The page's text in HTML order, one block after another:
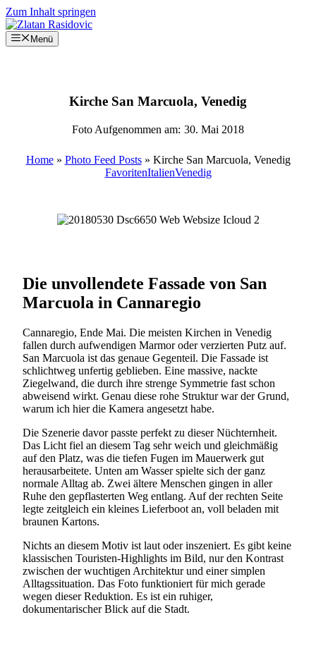
Zum Inhalt springen
Menü
Kirche San Marcuola, Venedig
Foto Aufgenommen am: 30. Mai 2018
Home » Photo Feed Posts » Kirche San Marcuola, Venedig
FavoritenItalienVenedig
Die unvollendete Fassade von San
Marcuola in Cannaregio
Cannaregio, Ende Mai. Die meisten Kirchen in Venedig
fallen durch aufwendigen Marmor oder verzierten Putz auf.
San Marcuola ist das genaue Gegenteil. Die Fassade ist
schlichtweg unfertig geblieben. Eine massive, nackte
Ziegelwand, die durch ihre strenge Symmetrie fast schon
abweisend wirkt. Genau diese rohe Struktur war der Grund,
warum ich hier die Kamera angesetzt habe.
Die Szenerie davor passte perfekt zu dieser Nüchternheit.
Das Licht fiel an diesem Tag sehr weich und gleichmäßig
auf den Platz, was die tiefen Fugen im Mauerwerk gut
herausarbeitete. Unten am Wasser spielte sich der ganz
normale Alltag ab. Zwei ältere Menschen gingen in aller
Ruhe den gepflasterten Weg entlang. Auf der rechten Seite
legte zeitgleich ein kleines Lieferboot an, voll beladen mit
braunen Kartons.
Nichts an diesem Motiv ist laut oder inszeniert. Es gibt keine
klassischen Touristen-Highlights im Bild, nur den Kontrast
zwischen der wuchtigen Architektur und einer simplen
Alltagssituation. Das Foto funktioniert für mich gerade
wegen dieser Reduktion. Es ist ein ruhiger,
dokumentarischer Blick auf die Stadt.